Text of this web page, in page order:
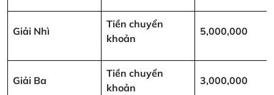
Giải Nhì
Tiền chuyển
khoản
5,000,000
Giải Ba
Tiền chuyển
khoản
3,000,000